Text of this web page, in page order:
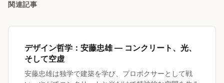
関連記事
デザイン哲学：安藤忠雄 — コンクリート、光、
そして空虚
安藤忠雄は独学で建築を学び、プロボクサーとして戦